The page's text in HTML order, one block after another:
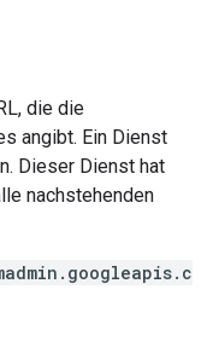
die die
angibt. Ein Dienst
Dieser Dienst hat
nachstehenden